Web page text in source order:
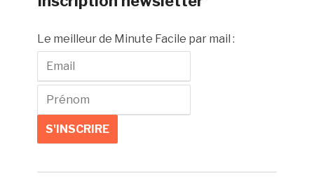
Le meilleur de Minute Facile par mail :